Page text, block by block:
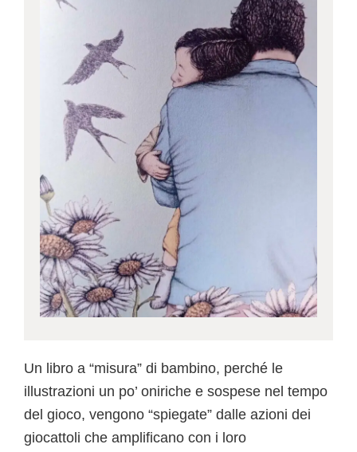
Un libro a “misura” di bambino, perché le
illustrazioni un po’ oniriche e sospese nel tempo
del gioco, vengono “spiegate” dalle azioni dei
giocattoli che amplificano con i loro